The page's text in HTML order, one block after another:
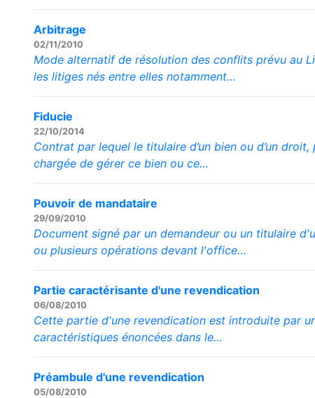
Arbitrage
02/11/2010
Mode alternatif de résolution des conflits prévu au
les litiges nés entre elles notamment…
Fiducie
22/10/2014
Contrat par lequel le titulaire d’un bien ou d’un
chargée de gérer ce bien ou ce…
Pouvoir de mandataire
29/09/2010
Document signé par un demandeur ou un titulaire
ou plusieurs opérations devant l'office…
Partie caractérisante d'une revendication
06/08/2010
Cette partie d'une revendication est introduite par
caractéristiques énoncées dans le…
Préambule d'une revendication
05/08/2010